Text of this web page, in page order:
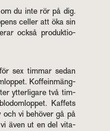
du inte rör på dig.
cel­ler att öka sin
också pro­duk­tio­
sex tim­mar sedan
Kof­fe­in­mäng­
yt­ter­li­ga­re två tim­
Kaf­fets
och vi be­hö­ver gå på
även ut en del vi­ta­